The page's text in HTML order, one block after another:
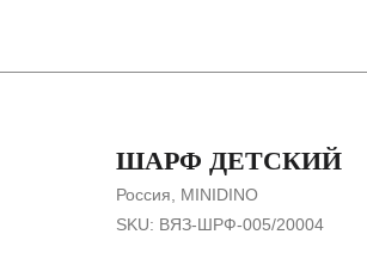
ШАРФ ДЕТСКИЙ
Россия, MINIDINO
SKU: ВЯЗ-ШРФ-005/20004